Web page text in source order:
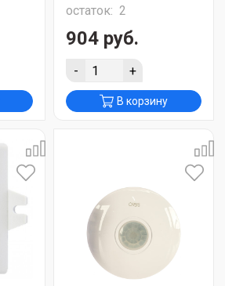
остаток: 2
904 руб.
- +
В корзину